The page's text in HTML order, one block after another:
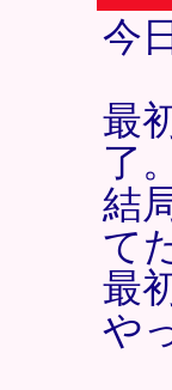
今
最
了。
結
て
最
や